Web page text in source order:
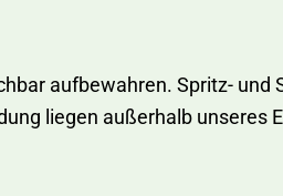
aufbewahren. Spritz- und
liegen außerhalb unseres